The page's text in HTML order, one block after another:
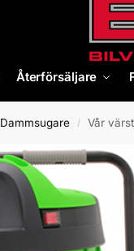
Återförsäljare
Dammsugare / Vår